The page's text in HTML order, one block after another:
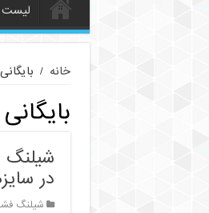
خانه /
شیلنگ
در
شیلنگ